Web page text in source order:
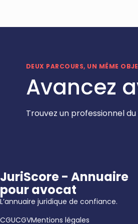
DEUX PARCOURS, UN MÊME
Avancez
Trouvez un professionnel
JuriScore - Annuaire
pour avocat
L’annuaire juridique de confiance.
CGUCGVMentions légales